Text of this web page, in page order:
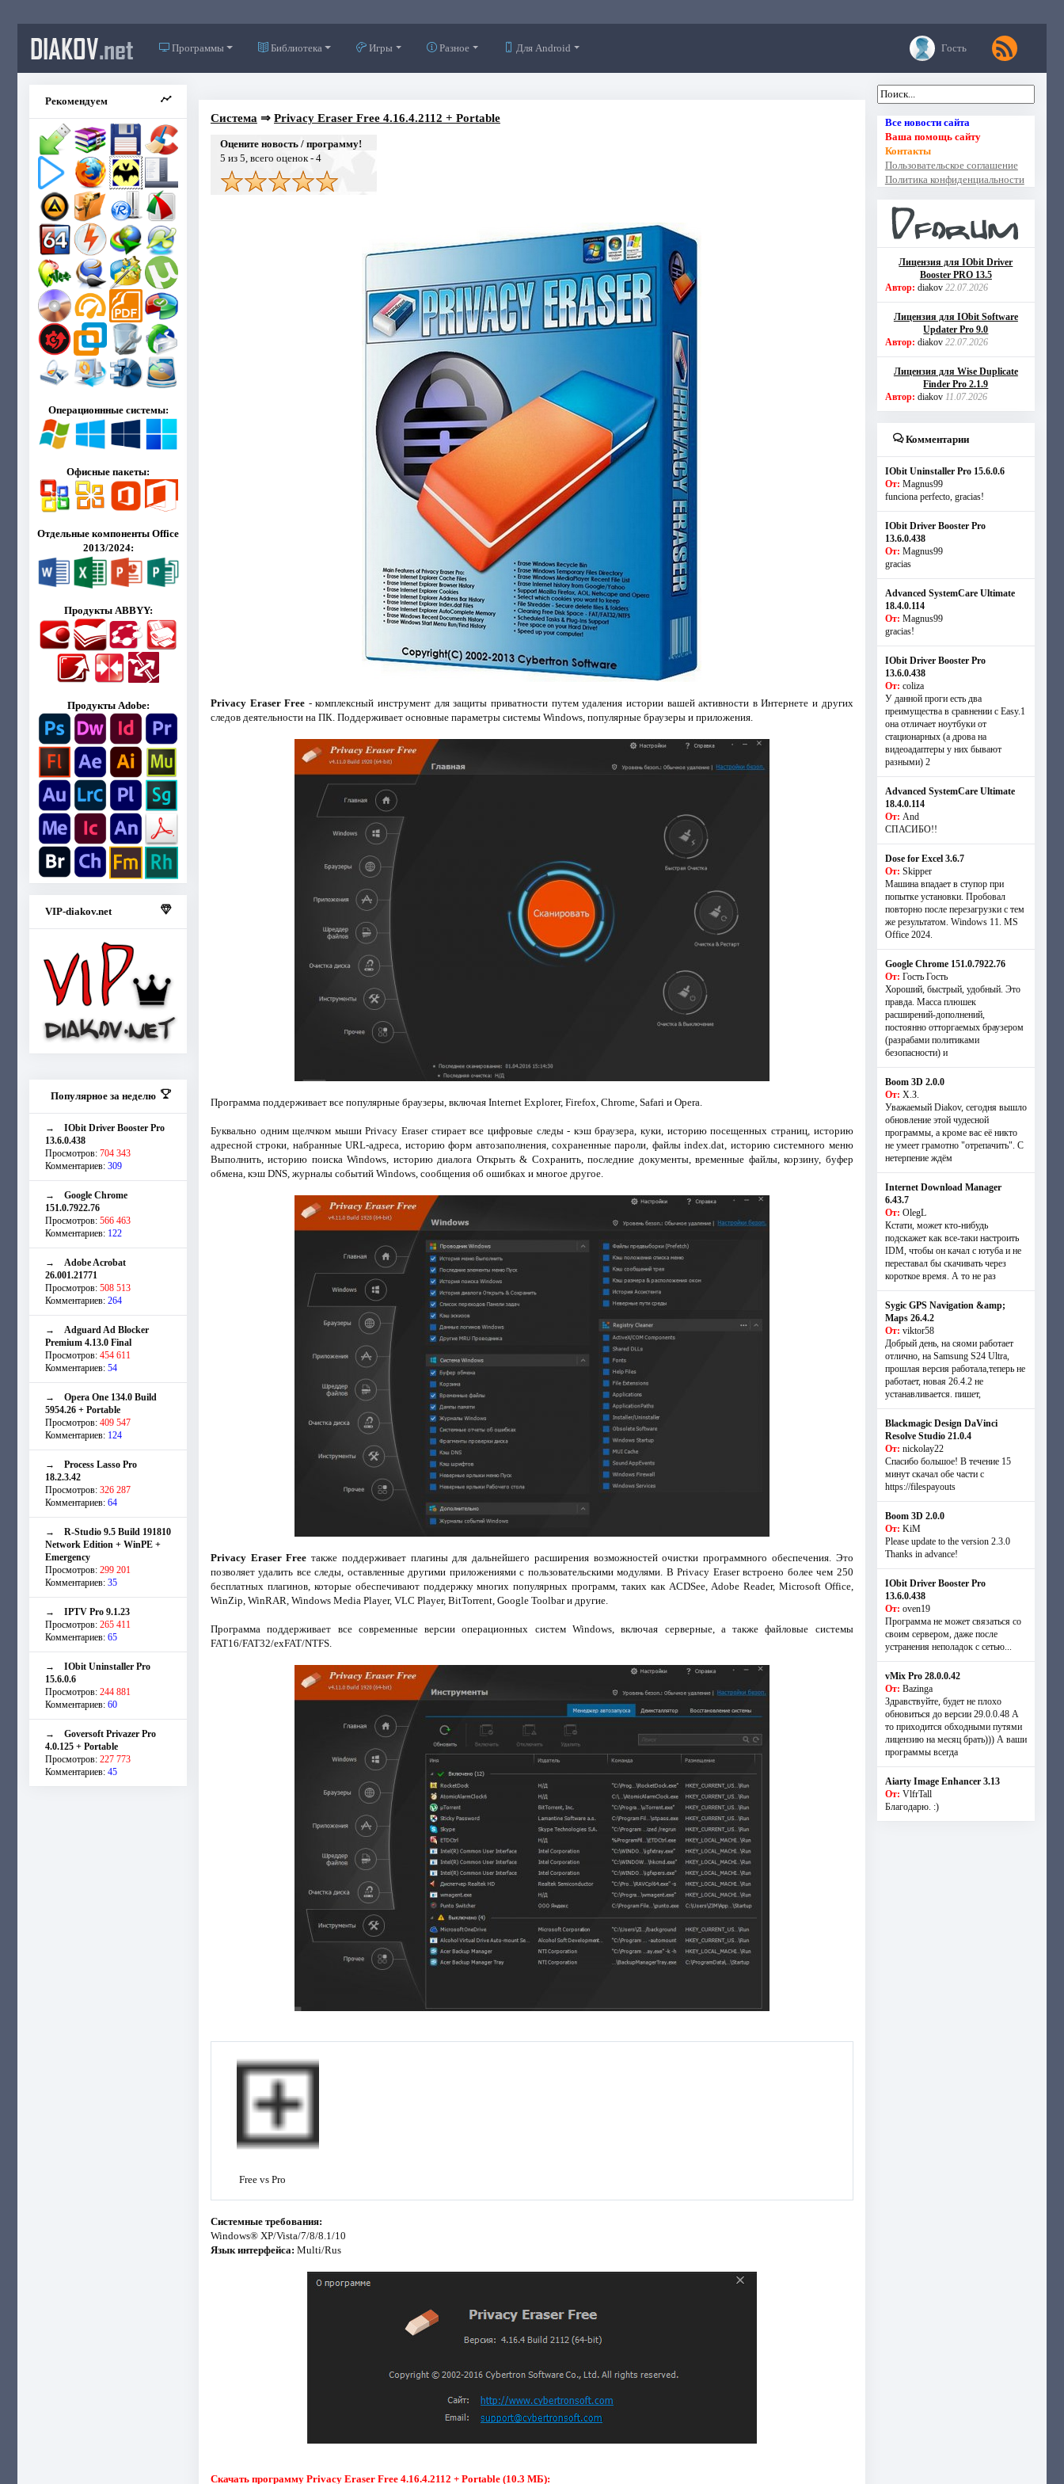
DIAKOV.net Программы Библиотека Игры Разное Для Android Гость
Рекомендуем
Операционнные системы:
Офисные пакеты:
Отдельные компоненты Office
2013/2024:
Продукты ABBYY:
Продукты Adobe:
VIP-diakov.net
Популярное за неделю
→ IObit Driver Booster Pro
13.6.0.438
Просмотров: 704 343
Комментариев: 309
→ Google Chrome
151.0.7922.76
Просмотров: 566 463
Комментариев: 122
→ Adobe Acrobat
26.001.21771
Просмотров: 508 513
Комментариев: 264
→ Adguard Ad Blocker
Premium 4.13.0 Final
Просмотров: 454 611
Комментариев: 54
→ Opera One 134.0 Build
5954.26 + Portable
Просмотров: 409 547
Комментариев: 124
→ Process Lasso Pro
18.2.3.42
Просмотров: 326 287
Комментариев: 64
→ R-Studio 9.5 Build 191810
Network Edition + WinPE +
Emergency
Просмотров: 299 201
Комментариев: 35
→ IPTV Pro 9.1.23
Просмотров: 265 411
Комментариев: 65
→ IObit Uninstaller Pro
15.6.0.6
Просмотров: 244 881
Комментариев: 60
→ Goversoft Privazer Pro
4.0.125 + Portable
Просмотров: 227 773
Комментариев: 45
Система ⇒ Privacy Eraser Free 4.16.4.2112 + Portable
Оцените новость / программу!
5 из 5, всего оценок - 4
Privacy Eraser Free - комплексный инструмент для защиты приватности путем удаления истории вашей активности в Интернете и других
следов деятельности на ПК. Поддерживает основные параметры системы Windows, популярные браузеры и приложения.
Программа поддерживает все популярные браузеры, включая Internet Explorer, Firefox, Chrome, Safari и Opera.
Буквально одним щелчком мыши Privacy Eraser стирает все цифровые следы - кэш браузера, куки, историю посещенных страниц, историю
адресной строки, набранные URL-адреса, историю форм автозаполнения, сохраненные пароли, файлы index.dat, историю системного меню
Выполнить, историю поиска Windows, историю диалога Открыть & Сохранить, последние документы, временные файлы, корзину, буфер
обмена, кэш DNS, журналы событий Windows, сообщения об ошибках и многое другое.
Privacy Eraser Free также поддерживает плагины для дальнейшего расширения возможностей очистки программного обеспечения. Это
позволяет удалить все следы, оставленные другими приложениями с пользовательскими модулями. В Privacy Eraser встроено более чем 250
бесплатных плагинов, которые обеспечивают поддержку многих популярных программ, таких как ACDSee, Adobe Reader, Microsoft Office,
WinZip, WinRAR, Windows Media Player, VLC Player, BitTorrent, Google Toolbar и другие.
Программа поддерживает все современные версии операционных систем Windows, включая серверные, а также файловые системы
FAT16/FAT32/exFAT/NTFS.
Free vs Pro
Системные требования:
Windows® XP/Vista/7/8/8.1/10
Язык интерфейса: Multi/Rus
Скачать программу Privacy Eraser Free 4.16.4.2112 + Portable (10.3 МБ):
Все новости сайта
Ваша помощь сайту
Контакты
Пользовательское соглашение
Политика конфиденциальности
Лицензия для IObit Driver
Booster PRO 13.5
Автор: diakov 22.07.2026
Лицензия для IObit Software
Updater Pro 9.0
Автор: diakov 22.07.2026
Лицензия для Wise Duplicate
Finder Pro 2.1.9
Автор: diakov 11.07.2026
Комментарии
IObit Uninstaller Pro 15.6.0.6
От: Magnus99
funciona perfecto, gracias!
IObit Driver Booster Pro
13.6.0.438
От: Magnus99
gracias
Advanced SystemCare Ultimate
18.4.0.114
От: Magnus99
gracias!
IObit Driver Booster Pro
13.6.0.438
От: coliza
У данной проги есть два
преимущества в сравнении с Easy.1
она отличает ноутбуки от
стационарных (а дрова на
видеоадаптеры у них бывают
разными) 2
Advanced SystemCare Ultimate
18.4.0.114
От: And
СПАСИБО!!
Dose for Excel 3.6.7
От: Skipper
Машина впадает в ступор при
попытке установки. Пробовал
повторно после перезагрузки с тем
же результатом. Windows 11. MS
Offiсe 2024.
Google Chrome 151.0.7922.76
От: Гость Гость
Хороший, быстрый, удобный. Это
правда. Масса плюшек
расширений-дополнений,
постоянно отторгаемых браузером
(разрабами политиками
безопасности) и
Boom 3D 2.0.0
От: Х.З.
Уважаемый Diakov, сегодня вышло
обновление этой чудесной
программы, а кроме вас её никто
не умеет грамотно "отрепачить". С
нетерпение ждём
Internet Download Manager
6.43.7
От: OlegL
Кстати, может кто-нибудь
подскажет как все-таки настроить
IDM, чтобы он качал с ютуба и не
переставал бы скачивать через
короткое время. А то не раз
Sygic GPS Navigation &amp;
Maps 26.4.2
От: viktor58
Добрый день, на сяоми работает
отлично, на Samsung S24 Ultra,
прошлая версия работала,теперь не
работает, новая 26.4.2 не
устанавливается. пишет,
Blackmagic Design DaVinci
Resolve Studio 21.0.4
От: nickolay22
Спасибо большое! В течение 15
минут скачал обе части с
https://filespayouts
Boom 3D 2.0.0
От: KiM
Please update to the version 2.3.0
Thanks in advance!
IObit Driver Booster Pro
13.6.0.438
От: oven19
Программа не может связаться со
своим сервером, даже после
устранения неполадок с сетью...
vMix Pro 28.0.0.42
От: Bazinga
Здравствуйте, будет не плохо
обновиться до версии 29.0.0.48 А
то приходится обходными путями
лицензию на месяц брать))) А ваши
программы всегда
Aiarty Image Enhancer 3.13
От: VlfrTall
Благодарю. :)